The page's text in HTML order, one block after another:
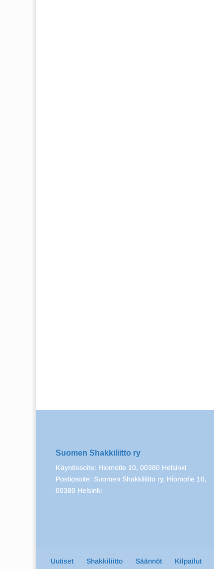
Suomen Shakkiliitto ry
Käyntiosoite: Hiomotie 10, 00380 Helsinki
Postiosoite: Suomen Shakkiliitto ry, Hiomotie 10,
00380 Helsinki
Uutiset Shakkiliitto Säännöt Kilpailut